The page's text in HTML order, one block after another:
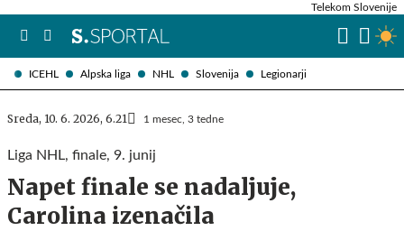
ICEHL Alpska liga NHL Slovenija Legionarji
Telekom Slovenije
Sreda, 10. 6. 2026, 6.21 1 mesec, 3 tedne
Liga NHL, finale, 9. junij
Napet finale se nadaljuje,
Carolina izenačila